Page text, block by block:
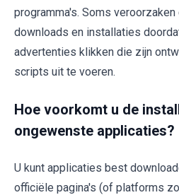
programma's. Soms
downloads en installaties
advertenties klikken die zijn
scripts uit te voeren.
Hoe voorkomt u de
ongewenste applicaties?
U kunt applicaties best
officiële pagina's (of platforms